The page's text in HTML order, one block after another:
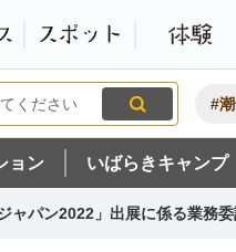
特集・オススメ
#
ョン いばらきキャンプ
ャパン2022」出展に係る業務